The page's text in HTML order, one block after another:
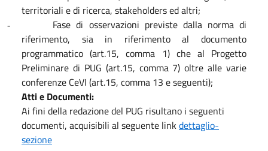
territoriali e di ricerca, stakeholders ed altri;
-
Fase di osservazioni previste dalla norma di
riferimento, sia in riferimento al documento
programmatico (art.15, comma 1) che al Progetto
Preliminare di PUG (art.15, comma 7) oltre alle varie
conferenze CeVI (art.15, comma 13 e seguenti);
Atti e Documenti:
Ai fini della redazione del PUG risultano i seguenti
documenti, acquisibili al seguente linkdettaglio-
sezione